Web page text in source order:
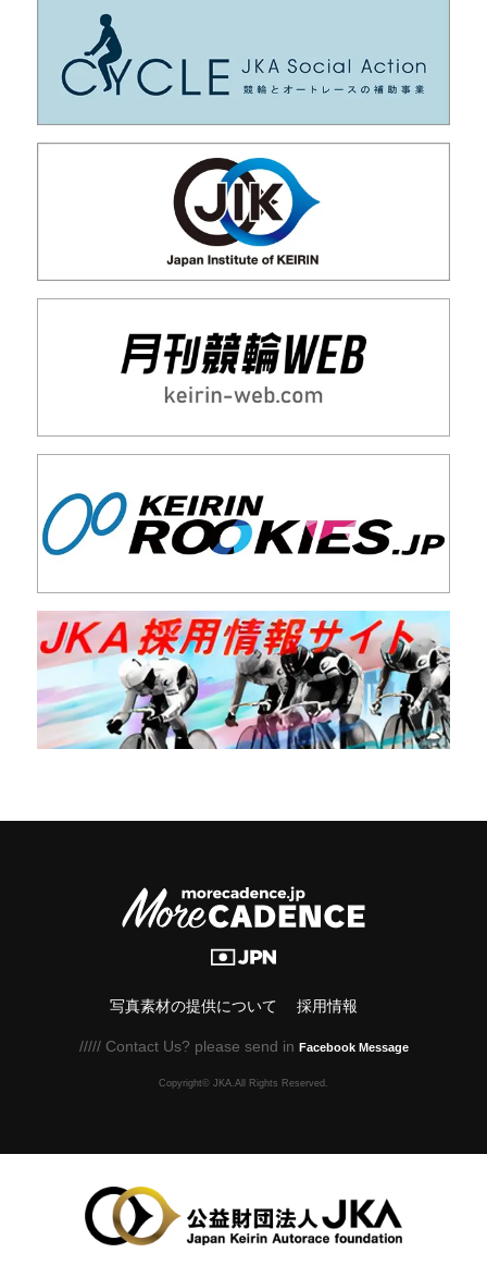
写真素材の提供について 採用情報
///// Contact Us? please send in Facebook Message
Copyright© JKA.All Rights Reserved.